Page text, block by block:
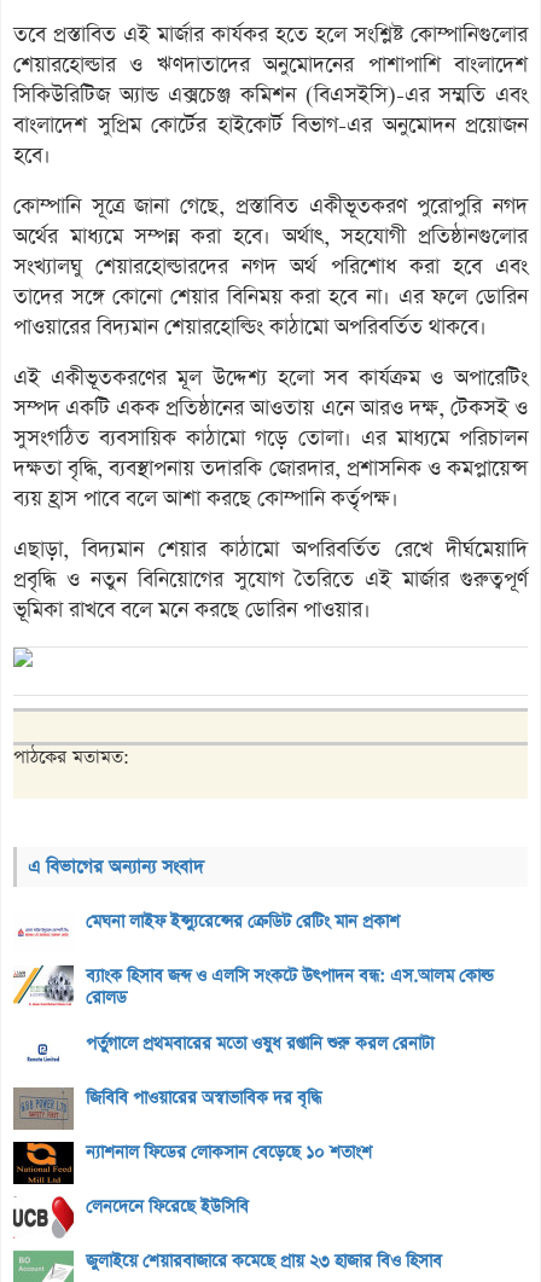
তবে প্রস্তাবিত এই মার্জার কার্যকর হতে হলে সংশ্লিষ্ট কোম্পানিগুলোর
শেয়ারহোল্ডার ও ঋণদাতাদের অনুমোদনের পাশাপাশি বাংলাদেশ
সিকিউরিটিজ অ্যান্ড এক্সচেঞ্জ কমিশন (বিএসইসি)-এর সম্মতি এবং
বাংলাদেশ সুপ্রিম কোর্টের হাইকোর্ট বিভাগ-এর অনুমোদন প্রয়োজন
হবে।
কোম্পানি সূত্রে জানা গেছে, প্রস্তাবিত একীভূতকরণ পুরোপুরি নগদ
অর্থের মাধ্যমে সম্পন্ন করা হবে। অর্থাৎ, সহযোগী প্রতিষ্ঠানগুলোর
সংখ্যালঘু শেয়ারহোল্ডারদের নগদ অর্থ পরিশোধ করা হবে এবং
তাদের সঙ্গে কোনো শেয়ার বিনিময় করা হবে না। এর ফলে ডোরিন
পাওয়ারের বিদ্যমান শেয়ারহোল্ডিং কাঠামো অপরিবর্তিত থাকবে।
এই একীভূতকরণের মূল উদ্দেশ্য হলো সব কার্যক্রম ও অপারেটিং
সম্পদ একটি একক প্রতিষ্ঠানের আওতায় এনে আরও দক্ষ, টেকসই ও
সুসংগঠিত ব্যবসায়িক কাঠামো গড়ে তোলা। এর মাধ্যমে পরিচালন
দক্ষতা বৃদ্ধি, ব্যবস্থাপনায় তদারকি জোরদার, প্রশাসনিক ও কমপ্লায়েন্স
ব্যয় হ্রাস পাবে বলে আশা করছে কোম্পানি কর্তৃপক্ষ।
এছাড়া, বিদ্যমান শেয়ার কাঠামো অপরিবর্তিত রেখে দীর্ঘমেয়াদি
প্রবৃদ্ধি ও নতুন বিনিয়োগের সুযোগ তৈরিতে এই মার্জার গুরুত্বপূর্ণ
ভূমিকা রাখবে বলে মনে করছে ডোরিন পাওয়ার।
পাঠকের মতামত:
এ বিভাগের অন্যান্য সংবাদ
মেঘনা লাইফ ইন্স্যুরেন্সের ক্রেডিট রেটিং মান প্রকাশ
ব্যাংক হিসাব জব্দ ও এলসি সংকটে উৎপাদন বন্ধ: এস.আলম কোল্ড
রোলড
পর্তুগালে প্রথমবারের মতো ওষুধ রপ্তানি শুরু করল রেনাটা
জিবিবি পাওয়ারের অস্বাভাবিক দর বৃদ্ধি
ন্যাশনাল ফিডের লোকসান বেড়েছে ১০ শতাংশ
লেনদেনে ফিরেছে ইউসিবি
জুলাইয়ে শেয়ারবাজারে কমেছে প্রায় ২৩ হাজার বিও হিসাব